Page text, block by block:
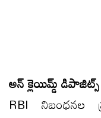
అన్ క్లెయిమ్డ్
RBI నిబంధనల